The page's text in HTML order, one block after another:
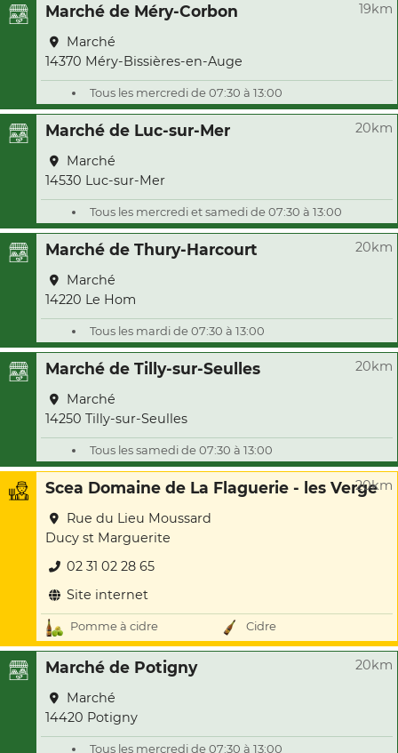
Marché de Méry-Corbon 19km
Marché
14370 Méry-Bissières-en-Auge
Tous les mercredi de 07:30 à 13:00
Marché de Luc-sur-Mer 20km
Marché
14530 Luc-sur-Mer
Tous les mercredi et samedi de 07:30 à 13:00
Marché de Thury-Harcourt 20km
Marché
14220 Le Hom
Tous les mardi de 07:30 à 13:00
Marché de Tilly-sur-Seulles 20km
Marché
14250 Tilly-sur-Seulles
Tous les samedi de 07:30 à 13:00
Scea Domaine de La Flaguerie - les Verge
20km
Rue du Lieu Moussard
Ducy st Marguerite
02 31 02 28 65
Site internet
Pomme à cidre Cidre
Marché de Potigny 20km
Marché
14420 Potigny
Tous les mercredi de 07:30 à 13:00